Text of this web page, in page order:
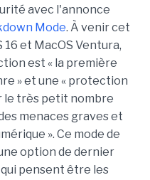
avec l'annonce
Mode. À venir cet
16 et MacOS Ventura,
est « la première
» et une « protection
très petit nombre
menaces graves et
». Ce mode de
option de dernier
pensent être les